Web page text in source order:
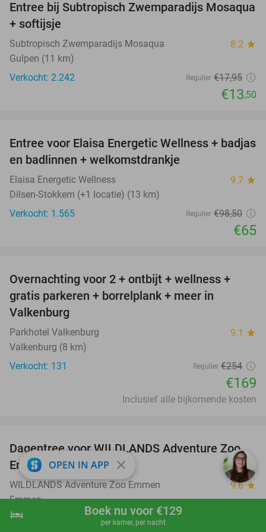
shopping_cart Boek nu
hotel Boek nu voor €129
per kamer, per nacht
25%
Entree bij Subtropisch Zwemparadijs Mosaqua
+ softijsje
Subtropisch Zwemparadijs Mosaqua 8.2 star
Gulpen (11 km)
Verkocht: 2.242
Regulier €17,95
€13,50
34%
Entree voor Elaisa Energetic Wellness + badjas
en badlinnen + welkomstdrankje
Elaisa Energetic Wellness 9.7 star
Dilsen-Stokkem (+1 locatie) (13 km)
Verkocht: 1.565
Regulier €98,50
€65
33%
Overnachting voor 2 + ontbijt + wellness +
gratis parkeren + borrelplank + meer in
Valkenburg
Parkhotel Valkenburg 9.1 star
Valkenburg (8 km)
Verkocht: 131
Regulier €254
€169
Inclusief alle bijkomende kosten
24%
Dagentree voor WILDLANDS Adventure Zoo
Emmen
WILDLANDS Adventure Zoo Emmen 9.6star
Emmen
Verkocht: 17.712
OPEN IN APP close